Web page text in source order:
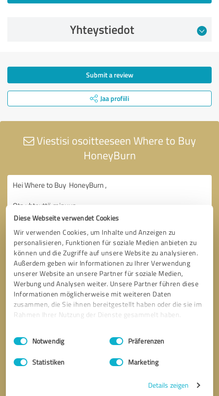
Diese Webseite verwendet Cookies
Wir verwenden Cookies, um Inhalte und Anzeigen zu
personalisieren, Funktionen für soziale Medien anbieten zu
können und die Zugriffe auf unsere Website zu analysieren.
Außerdem geben wir Informationen zu Ihrer Verwendung
unserer Website an unsere Partner für soziale Medien,
Werbung und Analysen weiter. Unsere Partner führen diese
Informationen möglicherweise mit weiteren Daten
zusammen, die Sie ihnen bereitgestellt haben oder die sie im
Rahmen Ihrer Nutzung der Dienste gesammelt haben.
Impressum Datenschutzbestimmungen
Einwilligungsauswahl
Notwendig Präferenzen
Statistiken Marketing
Details zeigen
Yhteystiedot
Submit a review
Jaa profiili
Viestisi osoitteeseen Where to Buy
HoneyBurn